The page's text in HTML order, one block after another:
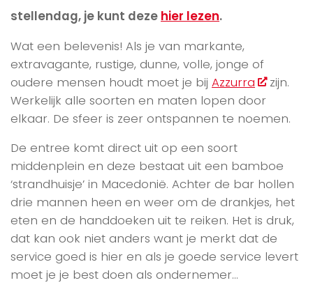
stellendag, je kunt deze hier lezen.
Wat een belevenis! Als je van markante,
extravagante, rustige, dunne, volle, jonge of
oudere mensen houdt moet je bij Azzurra
zijn.
Werkelijk alle soorten en maten lopen door
elkaar. De sfeer is zeer ontspannen te noemen.
De entree komt direct uit op een soort
middenplein en deze bestaat uit een bamboe
‘strandhuisje’ in Macedonië. Achter de bar hollen
drie mannen heen en weer om de drankjes, het
eten en de handdoeken uit te reiken. Het is druk,
dat kan ook niet anders want je merkt dat de
service goed is hier en als je goede service levert
moet je je best doen als ondernemer…